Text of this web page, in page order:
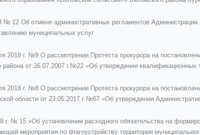
Об отмене административных регламентов Администрации
муниципальных услуг
г. №9 О рассмотрении Протеста прокурора на
района от 26.07.2007 г.№22 «Об утверждении
г. №8 О рассмотрении Протеста прокурора на
области от 23.05.2017 г №67 «Об утверждении
15 «Об установлении расходного обязательства на
мероприятия по благоустройству территории